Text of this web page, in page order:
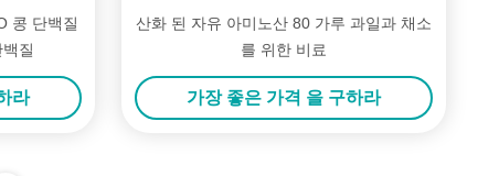
콩 단백질
질
라
산화 된 자유 아미노산 80 가루 과일과 채소
를 위한 비료
가장 좋은 가격 을 구하라